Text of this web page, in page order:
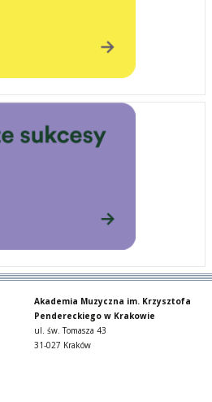
Akademia Muzyczna im. Krzysztofa
Pendereckiego w Krakowie
ul. św. Tomasza 43
31-027 Kraków